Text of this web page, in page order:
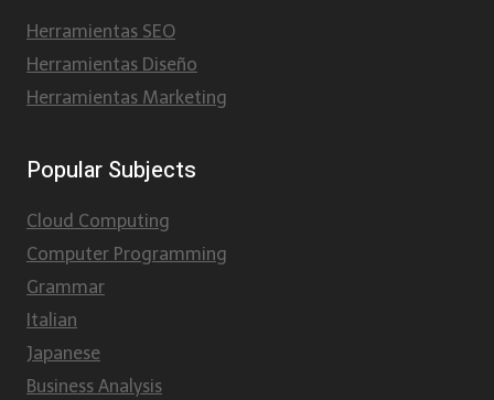
Herramientas SEO
Herramientas Diseño
Herramientas Marketing
Popular Subjects
Cloud Computing
Computer Programming
Grammar
Italian
Japanese
Business Analysis